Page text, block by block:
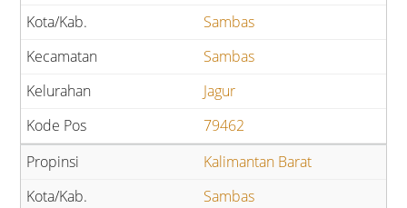
Sambas
Sambas
Jagur
79462
Kalimantan Barat
Sambas